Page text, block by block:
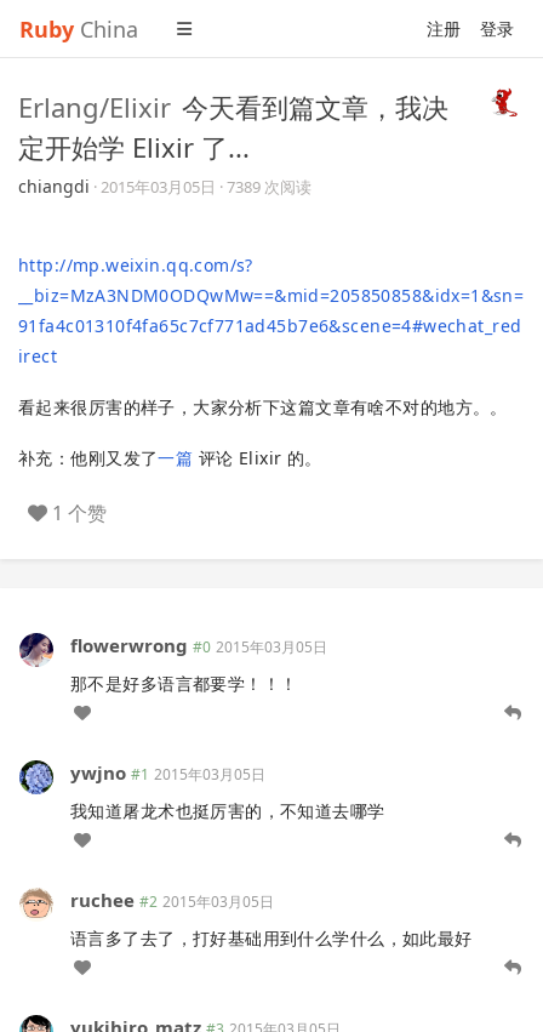
Ruby China 注册 登录
Erlang/Elixir 今天看到篇文章，我决
定开始学 Elixir 了...
chiangdi ·2015年03月05日 · 7389 次阅读
http://mp.weixin.qq.com/s?
__biz=MzA3NDM0ODQwMw==&mid=205850858&idx=1&sn=
91fa4c01310f4fa65c7cf771ad45b7e6&scene=4#wechat_red
irect
看起来很厉害的样子，大家分析下这篇文章有啥不对的地方。。
补充：他刚又发了一篇 评论 Elixir 的。
1 个赞
flowerwrong #0 2015年03月05日
那不是好多语言都要学！！！
ywjno #1 2015年03月05日
我知道屠龙术也挺厉害的，不知道去哪学
ruchee #2 2015年03月05日
语言多了去了，打好基础用到什么学什么，如此最好
yukihiro_matz